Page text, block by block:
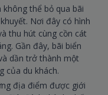
thể bỏ qua bãi
Nơi đây có hình
thu hút cùng cồn cát
Gần đây, bãi biển
dần trở thành một
của du khách.
địa điểm được giới